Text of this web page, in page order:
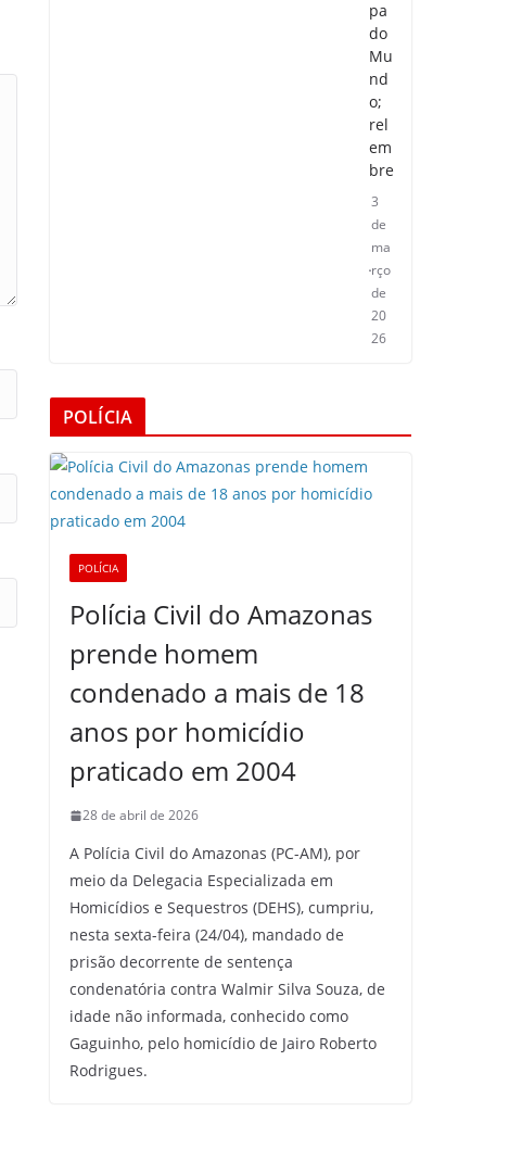
pa
do
Mu
nd
o;
rel
em
bre
3
de
ma
rço
de
20
26
POLÍCIA
POLÍCIA
Polícia Civil do Amazonas
prende homem
condenado a mais de 18
anos por homicídio
praticado em 2004
28 de abril de 2026
A Polícia Civil do Amazonas (PC-AM), por
meio da Delegacia Especializada em
Homicídios e Sequestros (DEHS), cumpriu,
nesta sexta-feira (24/04), mandado de
prisão decorrente de sentença
condenatória contra Walmir Silva Souza, de
idade não informada, conhecido como
Gaguinho, pelo homicídio de Jairo Roberto
Rodrigues.